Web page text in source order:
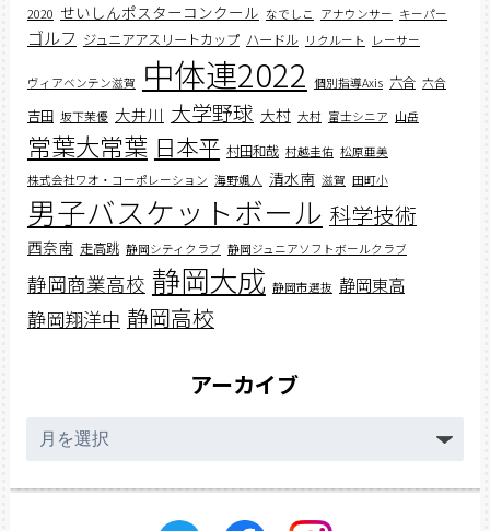
2020 せいしんポスターコンクール なでしこ アナウンサー キーパー
ゴルフ ジュニアアスリートカップ ハードル リクルート レーサー
ヴィアベンテン滋賀 中体連2022 個別指導Axis 六合 六合
吉田 坂下茉優 大井川 大学野球 大村 大村 富士シニア 山岳
常葉大常葉 日本平 村田和哉 村越圭佑 松原亜美
株式会社ワオ・コーポレーション 海野颯人 清水南 滋賀 田町小
男子バスケットボール 科学技術
西奈南 走高跳 静岡シティクラブ 静岡ジュニアソフトボールクラブ
静岡商業高校 静岡大成 静岡市選抜 静岡東高
静岡翔洋中 静岡高校
アーカイブ
ー